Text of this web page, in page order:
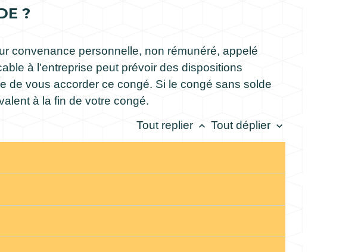
?
convenance personnelle, non rémunéré, appelé
à l'entreprise peut prévoir des dispositions
de vous accorder ce congé. Si le congé sans solde
à la fin de votre congé.
Tout replier keyboard_arrow_up Tout déplier keyboard_arrow_down